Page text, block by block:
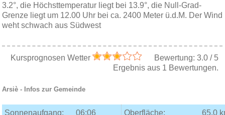
3.2°, die Höchsttemperatur liegt bei 13.9°, die Null-Grad-
Grenze liegt um 12.00 Uhr bei ca. 2400 Meter ü.d.M. Der Wind
weht schwach aus Südwest
Kursprognosen Wetter Bewertung: 3.0/ 5
Ergebnis aus 1 Bewertungen.
Arsiè - Infos zur Gemeinde
Sonnenaufgang: 06:06 Oberfläche:
65.0